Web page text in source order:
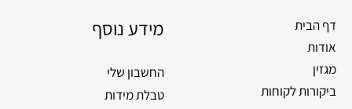
דף הבית
אודות
מגזין
ביקורות לקוחות
מידע נוסף
החשבון שלי
טבלת מידות